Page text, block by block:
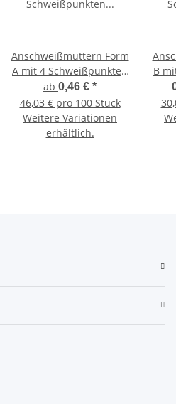
Anschweißmuttern Form
A mit 4 Schweißpunkten
unten A2
ab 0,46 € *
46,03 € pro 100 Stück
Weitere Variationen
erhältlich.
B